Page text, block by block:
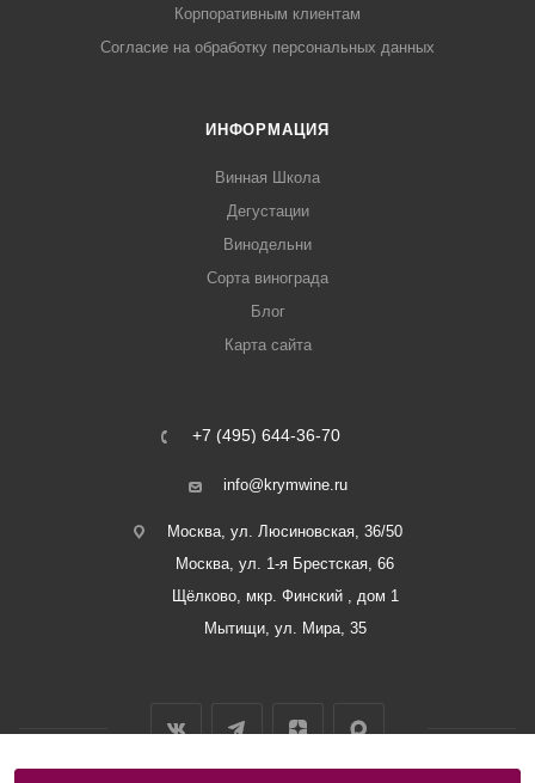
Корпоративным клиентам
Согласие на обработку персональных данных
ИНФОРМАЦИЯ
Винная Школа
Дегустации
Винодельни
Сорта винограда
Блог
Карта сайта
+7 (495) 644-36-70
info@krymwine.ru
Москва, ул. Люсиновская, 36/50
Москва, ул. 1-я Брестская, 66
Щёлково, мкр. Финский , дом 1
Мытищи, ул. Мира, 35